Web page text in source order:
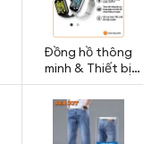
Đồng hồ thông
minh & Thiết bị
theo dõi sức khỏe